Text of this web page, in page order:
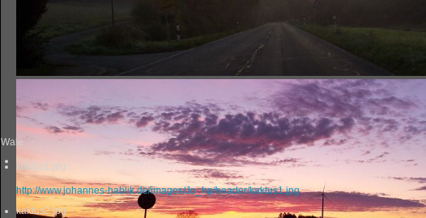
Wale
kaktus1.jpg
http://www.johannes-hablik.de/images/Jo_hp/header/kaktus1.jpg
kaktus2.jpg